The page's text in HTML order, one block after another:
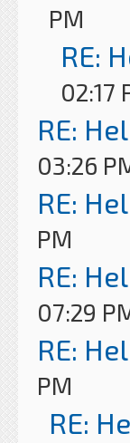
PM
RE:
02:17
RE:
03:26
RE:
PM
RE:
07:29
RE:
PM
RE: